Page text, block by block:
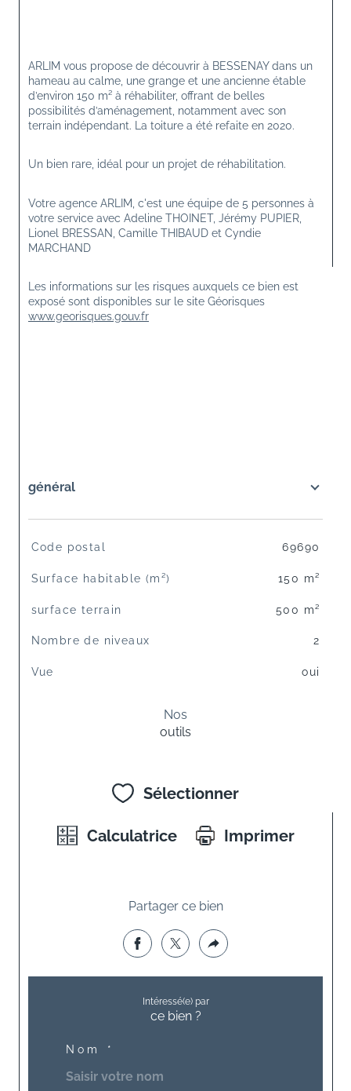
ARLIM vous propose de découvrir à BESSENAY dans un
hameau au calme, une grange et une ancienne étable
d’environ 150 m² à réhabiliter, offrant de belles
possibilités d’aménagement, notamment avec son
terrain indépendant. La toiture a été refaite en 2020.
Un bien rare, idéal pour un projet de réhabilitation.
Votre agence ARLIM, c'est une équipe de 5 personnes à
votre service avec Adeline THOINET, Jérémy PUPIER,
Lionel BRESSAN, Camille THIBAUD et Cyndie
MARCHAND
Les informations sur les risques auxquels ce bien est
exposé sont disponibles sur le site Géorisques
www.georisques.gouv.fr
général
TRAD_SIROCCO_Caracteristique
Code postal 69690
Surface habitable (m²) 150 m²
surface terrain 500 m²
Nombre de niveaux 2
Vue oui
Nos
outils
Sélectionner
Calculatrice Imprimer
Partager ce bien
Intéressé(e) par
ce bien ?
Nom *